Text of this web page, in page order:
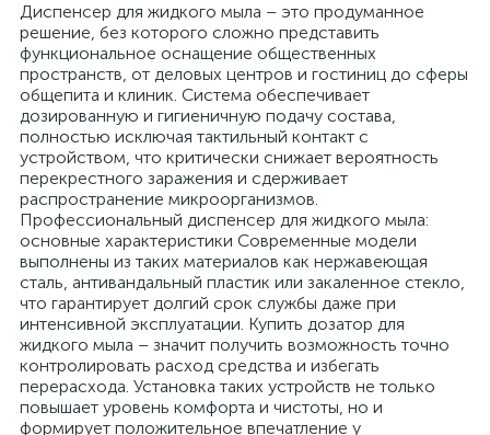
Диспенсер для жидкого мыла – это продуманное
решение, без которого сложно представить
функциональное оснащение общественных
пространств, от деловых центров и гостиниц до сферы
общепита и клиник. Система обеспечивает
дозированную и гигиеничную подачу состава,
полностью исключая тактильный контакт с
устройством, что критически снижает вероятность
перекрестного заражения и сдерживает
распространение микроорганизмов.
Профессиональный диспенсер для жидкого мыла:
основные характеристики Современные модели
выполнены из таких материалов как нержавеющая
сталь, антивандальный пластик или закаленное стекло,
что гарантирует долгий срок службы даже при
интенсивной эксплуатации. Купить дозатор для
жидкого мыла – значит получить возможность точно
контролировать расход средства и избегать
перерасхода. Установка таких устройств не только
повышает уровень комфорта и чистоты, но и
формирует положительное впечатление у